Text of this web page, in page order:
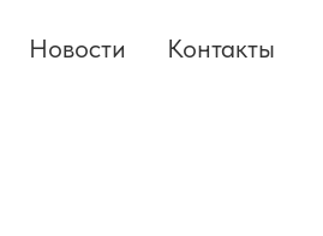
Новости Контакты